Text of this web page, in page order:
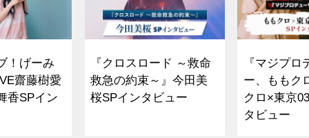
！げーみ
齋藤樹愛
香SPイン
『クロスロード ～救命
救急の約束～』今田美
桜SPインタビュー
『マジプロ
ー、ももク
クロ×東京
タビュー